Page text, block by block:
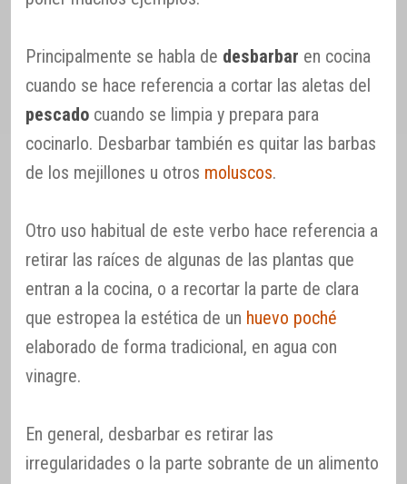
Principalmente se habla de desbarbar en cocina
cuando se hace referencia a cortar las aletas del
pescado cuando se limpia y prepara para
cocinarlo. Desbarbar también es quitar las barbas
de los mejillones u otros moluscos.
Otro uso habitual de este verbo hace referencia a
retirar las raíces de algunas de las plantas que
entran a la cocina, o a recortar la parte de clara
que estropea la estética de un huevo poché
elaborado de forma tradicional, en agua con
vinagre.
En general, desbarbar es retirar las
irregularidades o la parte sobrante de un alimento